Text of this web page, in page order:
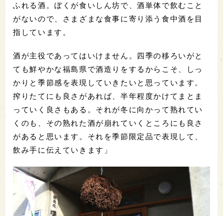
ふれる酒。ぼくが食いしん坊で、酒単体で飲むこと
がないので、さまざまな食事に寄り添う食中酒を目
指しています。
酒が主役であってはいけません。四季の移ろいがと
ても鮮やかな福島県で酒造りをするからこそ、しっ
かりと季節感を表現していきたいと思っています。
搾りたてにも良さがあれば、半年程度かけてまとま
っていく良さもある。それが冬に向かって熟れてい
くのも、その熟れた酒が崩れていくところにも良さ
があると思います。それを季節限定品で表現して、
飲み手に伝えていきます」